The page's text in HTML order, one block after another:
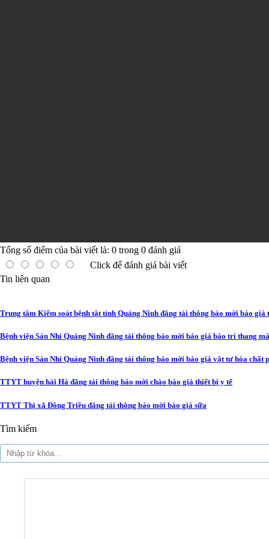
Tổng số điểm của bài viết là: 0 trong 0 đánh giá
Click để đánh giá bài viết
Tin liên quan
Trung tâm Kiểm soát bệnh tật tỉnh Quảng Ninh đăng tải thông báo mời báo giá
Bệnh viện Sản Nhi Quảng Ninh đăng tải thông báo mời báo giá bảo trì thang
Bệnh viện Sản Nhi Quảng Ninh đăng tải thông báo mời báo giá vật tư hóa chất
TTYT huyện hải Hà đăng tải thông báo mời chào báo giá thiết bị y tế
TTYT Thị xã Đông Triều đăng tải thông báo mời báo giá sữa
Tìm kiếm